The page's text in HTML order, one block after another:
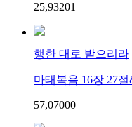
25,93201
행한 대로 받으리라
마태복음 16장 27
57,07000